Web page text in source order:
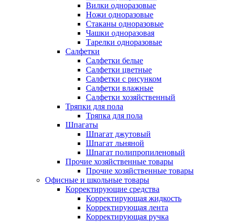
Вилки одноразовые
Ножи одноразовые
Стаканы одноразовые
Чашки одноразовая
Тарелки одноразовые
Салфетки
Салфетки белые
Салфетки цветные
Салфетки с рисунком
Салфетки влажные
Салфетки хозяйственный
Тряпки для пола
Тряпка для пола
Шпагаты
Шпагат джутовый
Шпагат льняной
Шпагат полипропиленовый
Прочие хозяйственные товары
Прочие хозяйственные товары
Офисные и школьные товары
Корректирующие средства
Корректирующая жидкость
Корректирующая лента
Корректирующая ручка